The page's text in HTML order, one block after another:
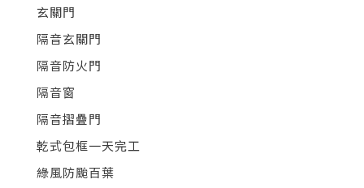
玄關門
隔音玄關門
隔音防火門
隔音窗
隔音摺疊門
乾式包框一天完工
綠風防颱百葉